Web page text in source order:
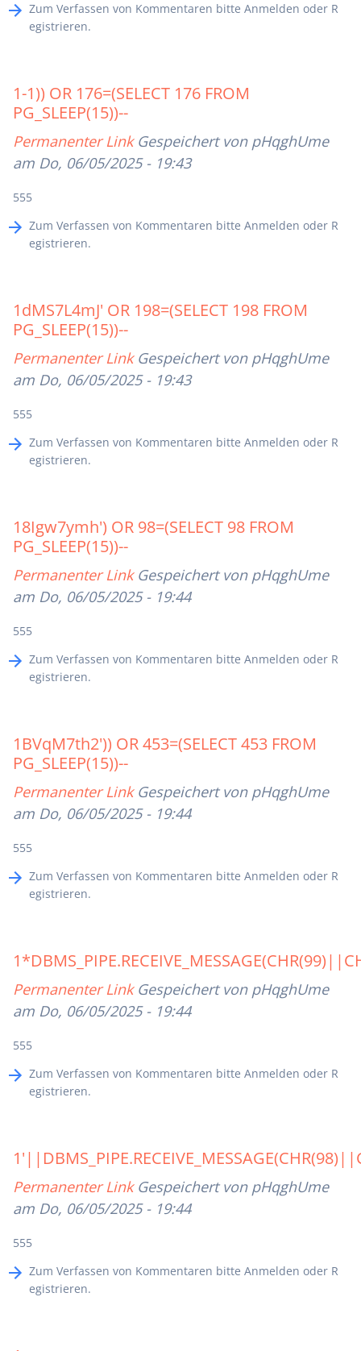
Zum Verfassen von Kommentaren bitte Anmelden oder R
egistrieren.
1-1)) OR 176=(SELECT 176 FROM
PG_SLEEP(15))--
Permanenter Link Gespeichert von pHqghUme
am Do, 06/05/2025 - 19:43
555
Zum Verfassen von Kommentaren bitte Anmelden oder R
egistrieren.
1dMS7L4mJ' OR 198=(SELECT 198 FROM
PG_SLEEP(15))--
Permanenter Link Gespeichert von pHqghUme
am Do, 06/05/2025 - 19:43
555
Zum Verfassen von Kommentaren bitte Anmelden oder R
egistrieren.
18Igw7ymh') OR 98=(SELECT 98 FROM
PG_SLEEP(15))--
Permanenter Link Gespeichert von pHqghUme
am Do, 06/05/2025 - 19:44
555
Zum Verfassen von Kommentaren bitte Anmelden oder R
egistrieren.
1BVqM7th2')) OR 453=(SELECT 453 FROM
PG_SLEEP(15))--
Permanenter Link Gespeichert von pHqghUme
am Do, 06/05/2025 - 19:44
555
Zum Verfassen von Kommentaren bitte Anmelden oder R
egistrieren.
Permanenter Link Gespeichert von pHqghUme
am Do, 06/05/2025 - 19:44
555
Zum Verfassen von Kommentaren bitte Anmelden oder R
egistrieren.
Permanenter Link Gespeichert von pHqghUme
am Do, 06/05/2025 - 19:44
555
Zum Verfassen von Kommentaren bitte Anmelden oder R
egistrieren.